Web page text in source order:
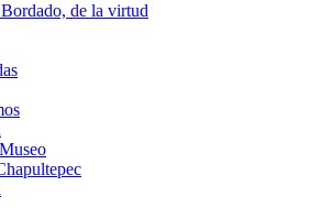
de la virtud